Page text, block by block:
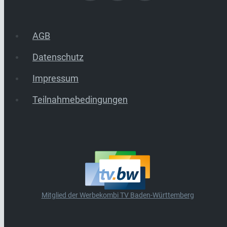
AGB
Datenschutz
Impressum
Teilnahmebedingungen
Mitglied der Werbekombi TV Baden-Württemberg